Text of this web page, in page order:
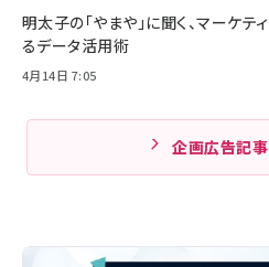
明太子の「やまや」に聞く、マーケ
るデータ活用術
4月14日 7:05
企画広告記事